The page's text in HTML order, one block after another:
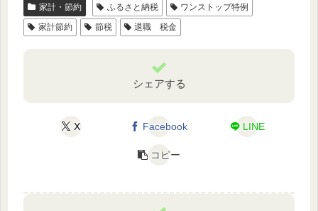
家計・節約 ふるさと納税
ワンストップ特例
家計節約
節税 退職 税金
シェアする
X Facebook LINE
コピー